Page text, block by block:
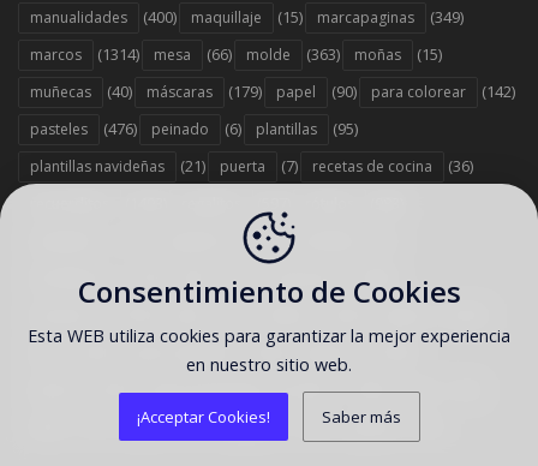
manualidades (400) maquillaje (15) marcapaginas (349)
marcos (1314) mesa (66) molde (363) moñas (15)
muñecas (40) máscaras (179) papel (90) para colorear (142)
pasteles (476) peinado (6) plantillas (95)
plantillas navideñas (21) puerta (7) recetas de cocina (36)
(743) servilletas
servilleteros sillas (12) sorpresas (1458)
tartas originales (442) (1358)
(529) tutorial reposteria y postres (186) vasos
viseras (7) wrappers (707) zapatos
Consentimiento de Cookies
Esta WEB utiliza cookies para garantizar la mejor experiencia
en nuestro sitio web.
¡Acceptar Cookies! Saber más